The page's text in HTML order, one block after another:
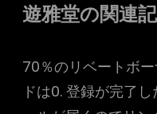
遊雅堂の関連
70％のリベートボ
ドは0. 登録が完了